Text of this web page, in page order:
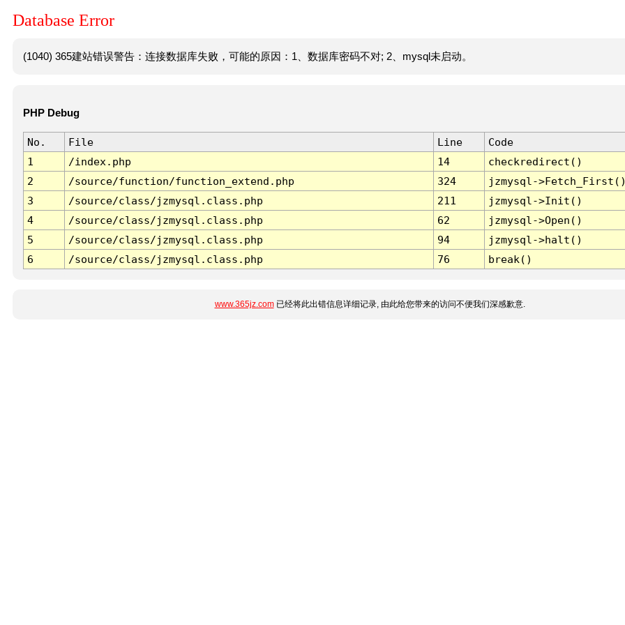
Database Error
(1040) 365建站错误警告：连接数据库失败，可能的原因：1、数据库密码不对; 2、mysql未启动。
PHP Debug
No. File Line
Code
1
/index.php 14
checkredirect()
2
/source/function/function_extend.php 324
jzmysql-
3
/source/class/jzmysql.class.php 211
jzmysql->Init()
4
/source/class/jzmysql.class.php 62
jzmysql->Open()
5
/source/class/jzmysql.class.php 94
jzmysql->halt()
6
/source/class/jzmysql.class.php 76 break()
www.365jz.com已经将此出错信息详细记录, 由此给您带来的访问不便我们深感歉意.